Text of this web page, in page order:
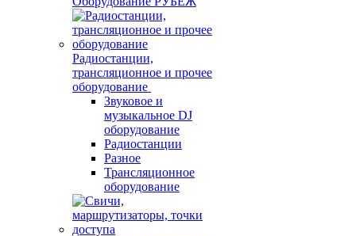
Радиостанции,
трансляционное и прочее
оборудование
Звуковое и
музыкальное DJ
оборудование
Радиостанции
Разное
Трансляционное
оборудование